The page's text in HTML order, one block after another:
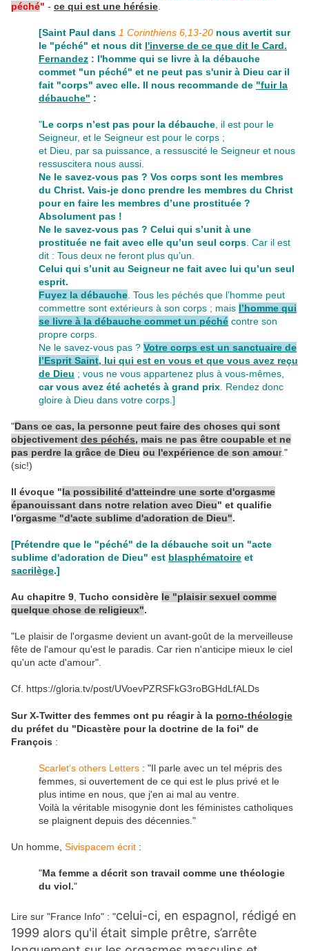
péché" - ce qui est une hérésie
[Saint Paul dans 1 Corinthiens 6,13-20 nous avertit sur
le "péché" et nous dit l'inverse de ce que dit le Card.
Fernandez : l'homme qui se livre à la débauche
commet "un péché" et ne peut pas s'unir à Dieu car il
fait "corps" avec elle. Il nous recommande de "fuir la
débauche" :
"Le corps n’est pas pour la débauche , il est pour le
Seigneur, et le Seigneur est pour le corps ;
et Dieu, par sa puissance, a ressuscité le Seigneur et nous
ressuscitera nous aussi.
Ne le savez-vous pas ? Vos corps sont les membres
du Christ. Vais-je donc prendre les membres du Christ
pour en faire les membres d’une prostituée ?
Absolument pas !
Ne le savez-vous pas ? Celui qui s’unit à une
prostituée ne fait avec elle qu’un seul corps . Car il est
dit : Tous deux ne feront plus qu’un.
Celui qui s’unit au Seigneur ne fait avec lui qu’un seul
esprit.
Fuyez la débauche . Tous les péchés que l’homme peut
commettre sont extérieurs à son corps ; mais l’homme qui
se livre à la débauche commet un péché contre son
propre corps.
Ne le savez-vous pas ? Votre corps est un sanctuaire de
l’Esprit Saint, lui qui est en vous et que vous avez reçu
de Dieu ; vous ne vous appartenez plus à vous-mêmes,
car vous avez été achetés à grand prix . Rendez donc
gloire à Dieu dans votre corps.]
"Dans ce cas, la personne peut faire des choses qui sont
objectivement des péchés, mais ne pas être coupable et ne
pas perdre la grâce de Dieu ou l'expérience de son amour."
(sic!)
Il évoque "la possibilité d'atteindre une sorte d'orgasme
épanouissant dans notre relation avec Dieu" et qualifie
l'orgasme "d'acte sublime d'adoration de Dieu".
[Prétendre que le "péché" de la débauche soit un "acte
sublime d'adoration de Dieu" est blasphématoire et
sacrilège.]
Au chapitre 9 Tucho considère le "plaisir sexuel comme
quelque chose de religieux".
"Le plaisir de l'orgasme devient un avant-goût de la merveilleuse
fête de l'amour qu'est le paradis. Car rien n'anticipe mieux le ciel
qu'un acte d'amour".
Cf. https://gloria.tv/post/UVoevPZRSFkG3roBGHdLfALDs
Sur X-Twitter des femmes ont pu réagir à la porno-théologie
du préfet du "Dicastère pour la doctrine de la foi" de
François :
Scarlet's others Letters : "Il parle avec un tel mépris des
femmes, si ouvertement de ce qui est le plus privé et le
plus intime en nous, que j'en ai mal au ventre.
Voilà la véritable misogynie dont les féministes catholiques
se plaignent depuis des décennies."
Un homme, Sivispacem écrit :
"Ma femme a décrit son travail comme une théologie
du viol."
Lire sur "France Info" : "celui-ci, en espagnol, rédigé en
1999 alors qu'il était simple prêtre, s’arrête